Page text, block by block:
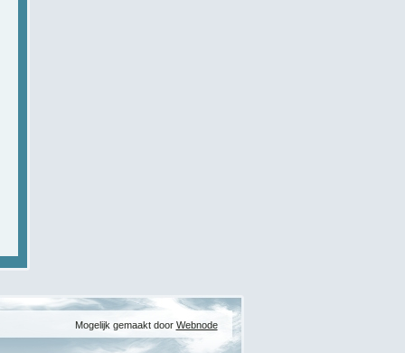
Mogelijk gemaakt door Webnode